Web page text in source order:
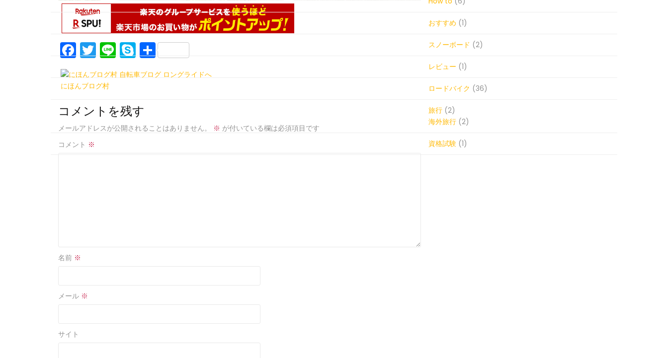
F
a
c
b
o
o
T
w
itt
Li
n
e
S
k
y
e
共
有
にほんブログ村
コメントを残す
メールアドレスが公開されることはありません。 ※ が付いている欄は必須項目です
コメント ※
名前 ※
メール ※
サイト
おすすめ (1)
スノーボード (2)
レビュー (1)
ロードバイク (36)
旅行 (2)
海外旅行 (2)
資格試験 (1)